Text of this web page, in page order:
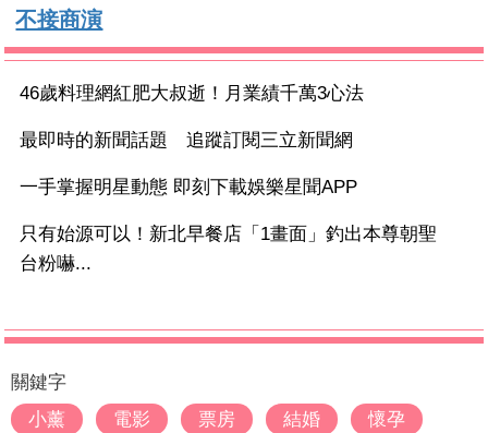
不接商演
46歲料理網紅肥大叔逝！月業績千萬3心法
最即時的新聞話題 追蹤訂閱三立新聞網
一手掌握明星動態 即刻下載娛樂星聞APP
只有始源可以！新北早餐店「1畫面」釣出本尊朝聖
台粉嚇...
關鍵字
小薰
電影 票房 結婚 懷孕